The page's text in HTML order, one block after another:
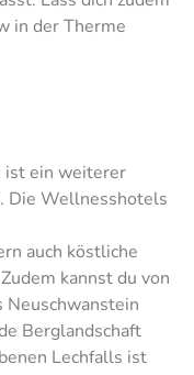
in der Therme
ist ein weiterer
Die Wellnesshotels
auch köstliche
kannst du von
Neuschwanstein
Berglandschaft
Lechfalls ist